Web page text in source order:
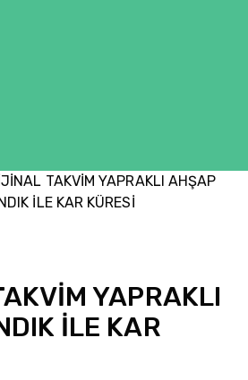
TAKVİM YAPRAKLI AHŞAP
İLE KAR KÜRESİ
YAPRAKLI
İLE KAR